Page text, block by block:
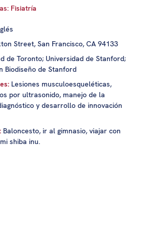
Fisiatría
Street, San Francisco, CA 94133
de Toronto; Universidad de Stanford;
Biodiseño de Stanford
Lesiones musculoesqueléticas,
por ultrasonido, manejo de la
y desarrollo de innovación
Baloncesto, ir al gimnasio, viajar con
shiba inu.